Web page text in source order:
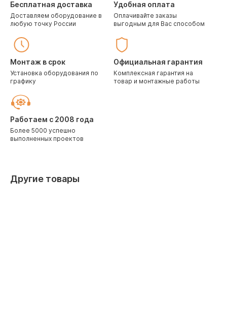
Бесплатная доставка
Доставляем оборудование в
любую точку России
Удобная оплата
Оплачивайте заказы
выгодным для Вас способом
Монтаж в срок
Установка оборудования по
графику
Официальная гарантия
Комплексная гарантия на
товар и монтажные работы
Работаем с 2008 года
Более 5000 успешно
выполненных проектов
Другие товары